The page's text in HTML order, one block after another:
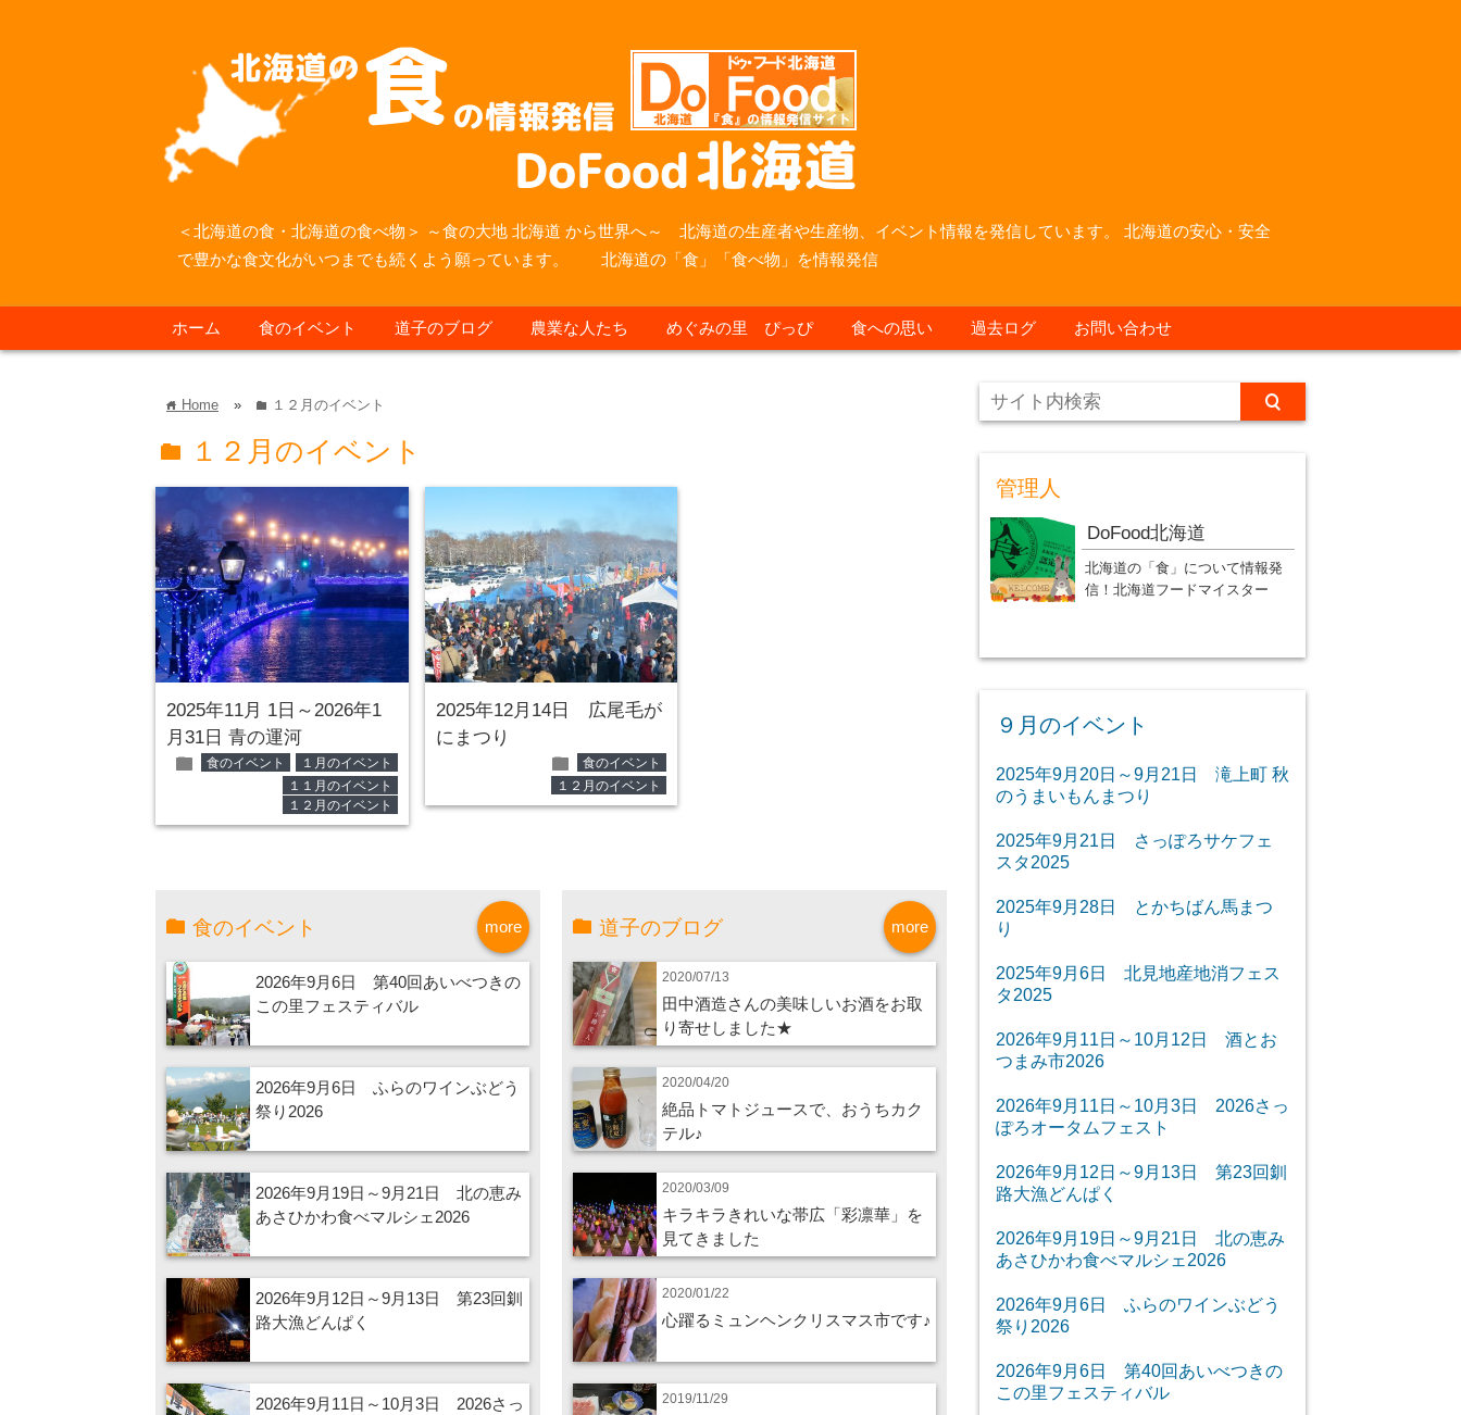
＜北海道の食・北海道の食べ物＞ ～食の大地 北海道 から世界へ～ 北海道の生産者や生産物、イベント情報を発信しています。 北海道の安心・安全
で豊かな食文化がいつまでも続くよう願っています。 北海道の「食」「食べ物」を情報発信
ホーム 食のイベント 道子のブログ 農業な人たち めぐみの里 ぴっぴ 食への思い 過去ログ お問い合わせ
home Home » folder １２月のイベント
folder １２月のイベント
2025年11月 1日～2026年1
月31日 青の運河
folder 食のイベント
１月のイベント
１１月のイベント
１２月のイベント
2025年12月14日 広尾毛が
にまつり
folder
食のイベント
１２月のイベント
more
食のイベント
2026年9月6日 第40回あいべつきの
この里フェスティバル
2026年9月6日 ふらのワインぶどう
祭り2026
2026年9月19日～9月21日 北の恵み
あさひかわ食べマルシェ2026
2026年9月12日～9月13日 第23回釧
路大漁どんぱく
2026年9月11日～10月3日 2026さっ
more
道子のブログ
2020/07/13
田中酒造さんの美味しいお酒をお取
り寄せしました★
2020/04/20
絶品トマトジュースで、おうちカク
テル♪
2020/03/09
キラキラきれいな帯広「彩凛華」を
見てきました
2020/01/22
心躍るミュンヘンクリスマス市です♪
2019/11/29
管理人
DoFood北海道
北海道の「食」について情報発
信！北海道フードマイスター
９月のイベント
2025年9月20日～9月21日 滝上町 秋
のうまいもんまつり
2025年9月21日 さっぽろサケフェ
スタ2025
2025年9月28日 とかちばん馬まつ
り
2025年9月6日 北見地産地消フェス
タ2025
2026年9月11日～10月12日 酒とお
つまみ市2026
2026年9月11日～10月3日 2026さっ
ぽろオータムフェスト
2026年9月12日～9月13日 第23回釧
路大漁どんぱく
2026年9月19日～9月21日 北の恵み
あさひかわ食べマルシェ2026
2026年9月6日 ふらのワインぶどう
祭り2026
2026年9月6日 第40回あいべつきの
この里フェスティバル